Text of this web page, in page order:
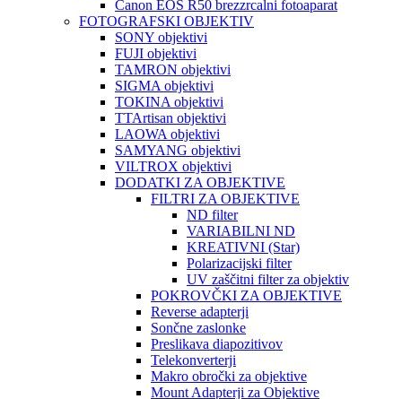
Canon EOS R50 brezzrcalni fotoaparat
FOTOGRAFSKI OBJEKTIV
SONY objektivi
FUJI objektivi
TAMRON objektivi
SIGMA objektivi
TOKINA objektivi
TTArtisan objektivi
LAOWA objektivi
SAMYANG objektivi
VILTROX objektivi
DODATKI ZA OBJEKTIVE
FILTRI ZA OBJEKTIVE
ND filter
VARIABILNI ND
KREATIVNI (Star)
Polarizacijski filter
UV zaščitni filter za objektiv
POKROVČKI ZA OBJEKTIVE
Reverse adapterji
Sončne zaslonke
Preslikava diapozitivov
Telekonverterji
Makro obročki za objektive
Mount Adapterji za Objektive